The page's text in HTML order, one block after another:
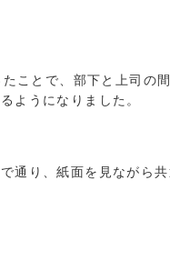
ことで、部下と上司の
ようになりました。
通り、紙面を見ながら